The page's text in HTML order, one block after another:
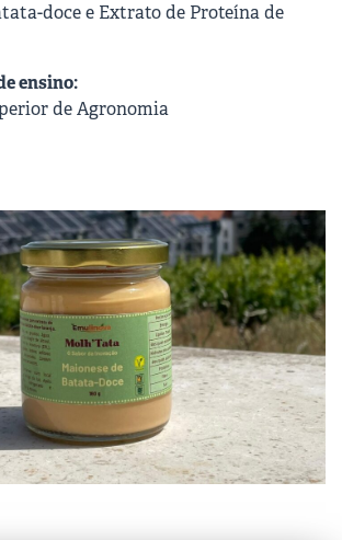
doce e Extrato de Proteína de
ensino:
de Agronomia